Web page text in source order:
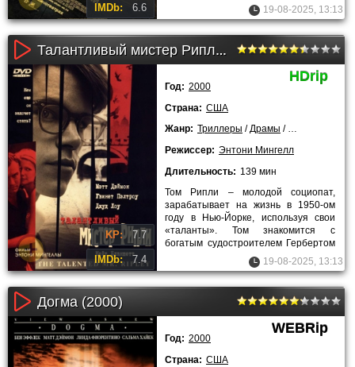
IMDb: 6.6 спастись, отправившись в19-08-2025, 13:13
Талантливый мистер Рипли (2000)
KP: 7.7
IMDb: 7.4
HDrip
Год: 2000
Страна: США
Жанр: Триллеры /Драмы / Криминальные
Режиссер: Энтони Мингелл
Длительность: 139 мин
Том Рипли – молодой социопат,
зарабатывает на жизнь в 1950-ом
году в Нью-Йорке, используя свои
«таланты». Том знакомится с
богатым судостроителем Гербертом
Гринлифом и рассказывает, что
19-08-2025, 13:13
Догма (2000)
WEBRip
Год: 2000
Страна: США